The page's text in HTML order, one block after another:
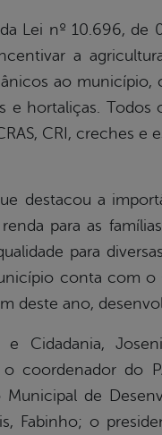
Lei nº 10.696, de
a
ao município,
e hortaliças. Todos
CRI, creches e
destacou a
para as
para
conta com o
deste ano,
Cidadania,
coordenador do
de
Fabinho; o